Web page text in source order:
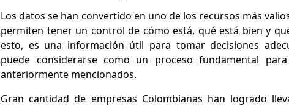
Los datos se han convertido en uno de los recursos más
permiten tener un control de cómo está, qué está bien y
esto, es una información útil para tomar decisiones
puede considerarse como un proceso fundamental
anteriormente mencionados.
Gran cantidad de empresas Colombianas han logrado